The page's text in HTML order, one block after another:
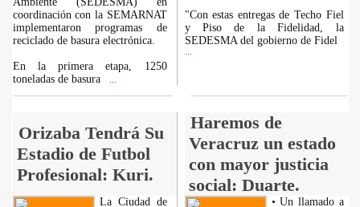
coordinación con la SEMARNAT
implementaron programas de
reciclado de basura electrónica.
En la primera etapa, 1250
toneladas de basura
"Con estas entregas de Techo Fiel
y Piso de la Fidelidad, la
SEDESMA del gobierno de Fidel
Orizaba Tendrá Su
Estadio de Futbol
Profesional: Kuri.
Haremos de
Veracruz un estado
con mayor justicia
social: Duarte.
La Ciudad de • Un llamado a